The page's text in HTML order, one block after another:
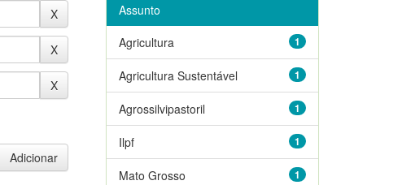
Assunto
1
Agricultura
1
Agricultura Sustentável
1
Agrossilvipastoril
1
Ilpf
1
Mato Grosso